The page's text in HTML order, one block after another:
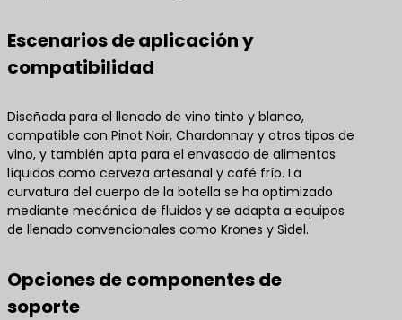
Escenarios de aplicación y
compatibilidad
Diseñada para el llenado de vino tinto y blanco,
compatible con Pinot Noir, Chardonnay y otros tipos de
vino, y también apta para el envasado de alimentos
líquidos como cerveza artesanal y café frío. La
curvatura del cuerpo de la botella se ha optimizado
mediante mecánica de fluidos y se adapta a equipos
de llenado convencionales como Krones y Sidel.
Opciones de componentes de
soporte